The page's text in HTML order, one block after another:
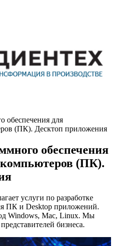
обеспечения для
(ПК). Десктоп приложения
обеспечения
(ПК).
услуги по разработке
ПК и Desktop приложений.
Windows, Mac, Linux. Мы
бизнеса.